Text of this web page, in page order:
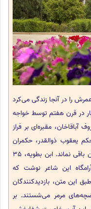
را در آنجا زندگی می‌کرد
در قرن هفتم توسط خواجه
مقبره‌ای بر فراز
شد. در سال 998 به حکم یعقوب ذوالقدر، حکمران
فارس، خانقاه شیخ تخریب شد و اثری از آن باقی نماند. ابن بطویه، 35
این شاعر نوشت که
این متن، بازدیدکنندگان
مرمر می‌شستند. بر